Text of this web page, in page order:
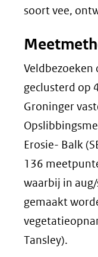
soort vee,
geclusterd op
Groninger
Erosie- Balk
136
waarbij in
gemaakt
Tansley).